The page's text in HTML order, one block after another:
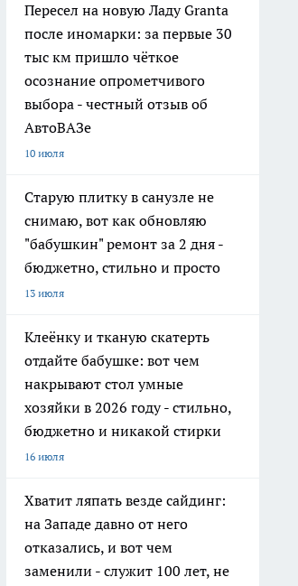
Пересел на новую Ладу Granta
после иномарки: за первые 30
тыс км пришло чёткое
осознание опрометчивого
выбора - честный отзыв об
АвтоВАЗе
10 июля
Старую плитку в санузле не
снимаю, вот как обновляю
"бабушкин" ремонт за 2 дня -
бюджетно, стильно и просто
13 июля
Клеёнку и тканую скатерть
отдайте бабушке: вот чем
накрывают стол умные
хозяйки в 2026 году - стильно,
бюджетно и никакой стирки
16 июля
Хватит ляпать везде сайдинг:
на Западе давно от него
отказались, и вот чем
заменили - служит 100 лет, не